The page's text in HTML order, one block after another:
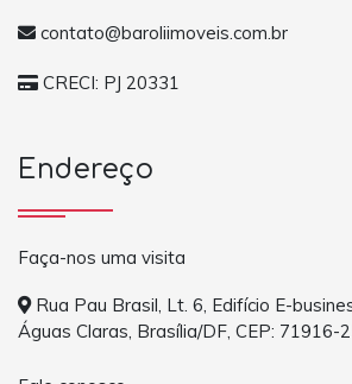
contato@baroliimoveis.com.br
CRECI: PJ 20331
Endereço
Faça-nos uma visita
Rua Pau Brasil, Lt. 6, Edifício E-
Águas Claras, Brasília/DF, CEP: 71916-